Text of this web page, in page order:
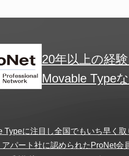
20年以上の経
Movable Type
に注目し全国でもいち早く取
パート社に認められたProNet会